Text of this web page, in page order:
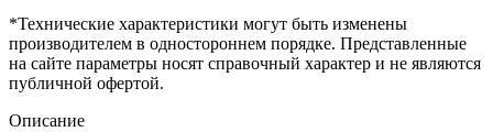
*Технические характеристики могут быть изменены
производителем в одностороннем порядке. Представленные
на сайте параметры носят справочный характер и не являются
публичной офертой.
Описание